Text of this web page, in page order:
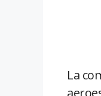
La